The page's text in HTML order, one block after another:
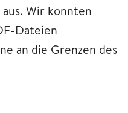
Wir konnten
Dateien
an die Grenzen des